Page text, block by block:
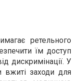
ретельного
їм доступ
дискримінації. У
вжиті заходи для